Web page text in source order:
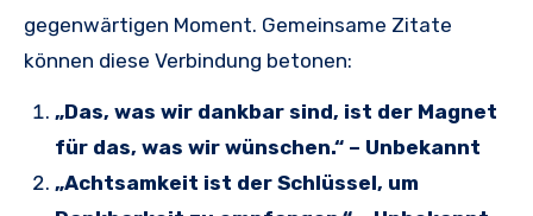
gegenwärtigen Moment. Gemeinsame Zitate
können diese Verbindung betonen:
„Das, was wir dankbar sind, ist der Magnet
für das, was wir wünschen.“ – Unbekannt
„Achtsamkeit ist der Schlüssel, um